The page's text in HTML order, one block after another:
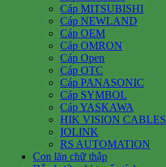
Cáp MITSUBISHI
Cáp NEWLAND
Cáp OEM
Cáp OMRON
Cáp Open
Cáp OTC
Cáp PANASONIC
Cáp SYMBOL
Cáp YASKAWA
HIK VISION CABLES
IOLINK
RS AUTOMATION
Con lăn chữ thập